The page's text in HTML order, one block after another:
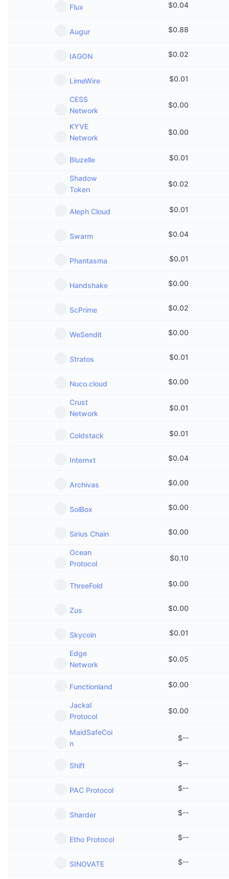
NFT 整體統計數字
ICO 行事曆
活動行事曆
Flux $0.04
Augur $0.88
IAGON $0.02
LimeWire $0.01
CESS
Network
$0.00
KYVE
Network
$0.00
Bluzelle $0.01
Shadow
Token
$0.02
Aleph Cloud $0.01
Swarm $0.04
Phantasma $0.01
Handshake $0.00
ScPrime $0.02
WeSendit $0.00
Stratos $0.01
Nuco.cloud $0.00
Crust
Network
$0.01
Coldstack $0.01
Internxt $0.04
Archivas $0.00
SolBox $0.00
Sirius Chain $0.00
Ocean
Protocol
$0.10
ThreeFold $0.00
Zus $0.00
Skycoin $0.01
Edge
Network
$0.05
Functionland $0.00
Jackal
Protocol
$0.00
MaidSafeCoi
n
$--
Shift $--
PAC Protocol $--
Sharder $--
Etho Protocol $--
SINOVATE $--